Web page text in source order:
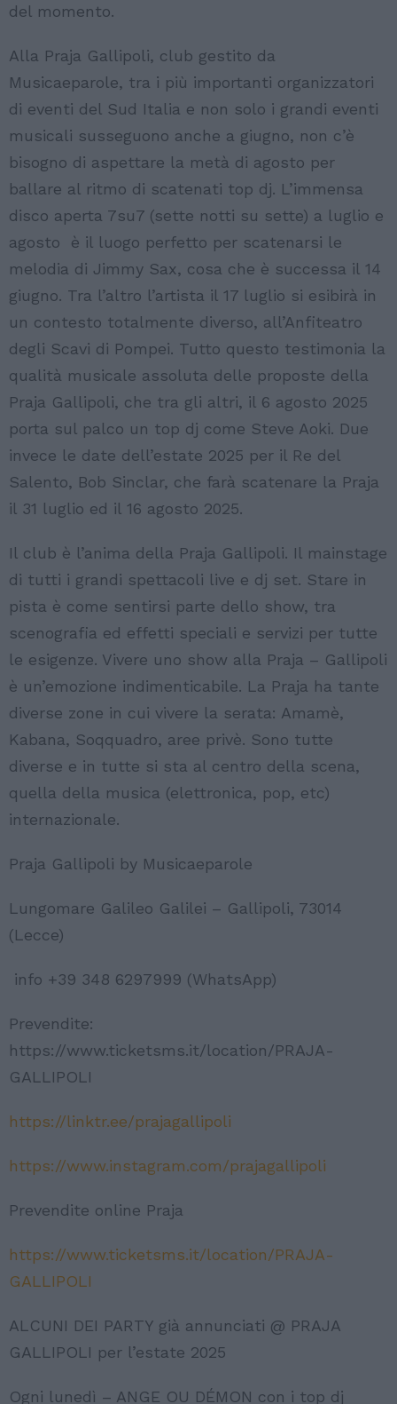
del momento.
Alla Praja Gallipoli, club gestito da
Musicaeparole, tra i più importanti organizzatori
di eventi del Sud Italia e non solo i grandi eventi
musicali susseguono anche a giugno, non c’è
bisogno di aspettare la metà di agosto per
ballare al ritmo di scatenati top dj. L’immensa
disco aperta 7su7 (sette notti su sette) a luglio e
agosto è il luogo perfetto per scatenarsi le
melodia di Jimmy Sax, cosa che è successa il 14
giugno. Tra l’altro l’artista il 17 luglio si esibirà in
un contesto totalmente diverso, all’Anfiteatro
degli Scavi di Pompei. Tutto questo testimonia la
qualità musicale assoluta delle proposte della
Praja Gallipoli, che tra gli altri, il 6 agosto 2025
porta sul palco un top dj come Steve Aoki. Due
invece le date dell’estate 2025 per il Re del
Salento, Bob Sinclar, che farà scatenare la Praja
il 31 luglio ed il 16 agosto 2025.
Il club è l’anima della Praja Gallipoli. Il mainstage
di tutti i grandi spettacoli live e dj set. Stare in
pista è come sentirsi parte dello show, tra
scenografia ed effetti speciali e servizi per tutte
le esigenze. Vivere uno show alla Praja – Gallipoli
è un’emozione indimenticabile. La Praja ha tante
diverse zone in cui vivere la serata: Amamè,
Kabana, Soqquadro, aree privè. Sono tutte
diverse e in tutte si sta al centro della scena,
quella della musica (elettronica, pop, etc)
internazionale.
Praja Gallipoli by Musicaeparole
Lungomare Galileo Galilei – Gallipoli, 73014
(Lecce)
info +39 348 6297999 (WhatsApp)
Prevendite:
https://www.ticketsms.it/location/PRAJA-
GALLIPOLI
https://linktr.ee/prajagallipoli
https://www.instagram.com/prajagallipoli
Prevendite online Praja
https://www.ticketsms.it/location/PRAJA-
GALLIPOLI
ALCUNI DEI PARTY già annunciati @ PRAJA
GALLIPOLI per l’estate 2025
Ogni lunedì – ANGE OU DÉMON con i top dj